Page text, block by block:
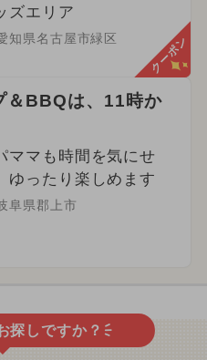
ズエリア
知県名古屋市緑区 クーポン
＆BBQは、11時か
ママも時間を気にせ
ゆったり楽しめます
阜県郡上市
探しですか？